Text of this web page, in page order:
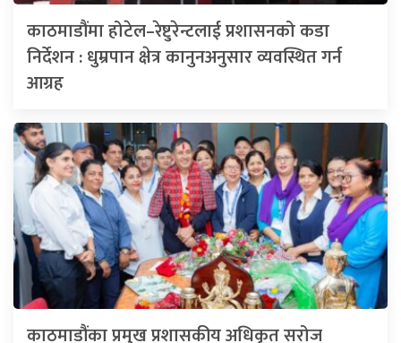
काठमाडौंमा होटेल–रेष्टुरेन्टलाई प्रशासनको कडा
निर्देशन : धुम्रपान क्षेत्र कानुनअनुसार व्यवस्थित गर्न
आग्रह
काठमाडौंका प्रमुख प्रशासकीय अधिकृत सरोज